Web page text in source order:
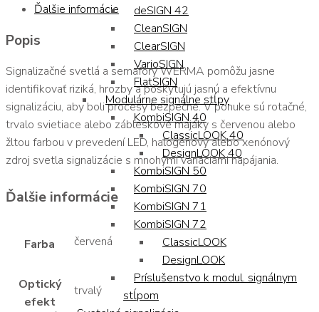
deSIGN 42
CleanSIGN
ClearSIGN
VarioSIGN
FlatSIGN
Modulárne signálne stĺpy
KombiSIGN 40
ClassicLOOK 40
DesignLOOK 40
KombiSIGN 50
KombiSIGN 70
KombiSIGN 71
KombiSIGN 72
ClassicLOOK
DesignLOOK
Príslušenstvo k modul. signálnym
stĺpom
Ďalšie informácie
Popis
Signalizačné svetlá a semafory WERMA pomôžu jasne
identifikovať riziká, hrozby a poskytujú jasnú a efektívnu
signalizáciu, aby boli procesy bezpečné. V ponuke sú rotačné,
trvalo svietiace alebo zábleskové majáky s červenou alebo
žltou farbou v prevedení LED, halogénový alebo xenónový
zdroj svetla signalizácie s mnohými variáciami napájania.
Ďalšie informácie
Farba červená
Optický
efekt
trvalý